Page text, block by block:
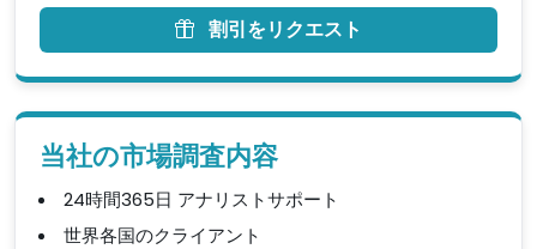
割引をリクエスト
当社の市場調査内容
24時間365日 アナリストサポート
世界各国のクライアント